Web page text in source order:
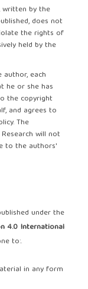
by the
does not
the rights of
held by the
each
he or she has
the copyright
and agrees to
The
will not
to the authors'
under the
4.0 International
to:.
in any form